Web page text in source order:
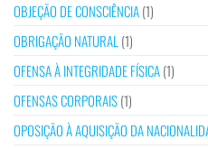
OBJEÇÃO DE CONSCIÊNCIA(1)
OBRIGAÇÃO NATURAL (1)
OFENSA À INTEGRIDADE FÍSICA(1)
OFENSAS CORPORAIS(1)
OPOSIÇÃO À AQUISIÇÃO DA